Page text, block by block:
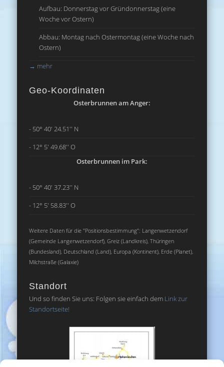
Aufbau: Donnerstag vor Gründonnerstag (eine
Woche vor Ostern)
Abbau: Montag nach Ostermontag (eine Woche nach
Ostern)
→ mehr
Geo-Koordinaten
Osterbrunnen am Anger:
- 50° 40' 24.51'' N
- 12° 5' 49.68'' O
Osterbrunnen im Park:
- 50° 40' 37.23'' N
- 12° 5' 58.83'' O
Weitere Daten für die "Positionsbestimmung": Langenwetzendorf
(Gemeinde Langenwetzendorf), Greiz (Landkreis), Thüringen
(Bundesland), Deutschland (Land), Europa (Kontinent), Erde (Planet),
Milchstraße (Galaxie)
Standort
Und so finden Sie uns: Folgen sie einfach dem Link zur
Standortseite!